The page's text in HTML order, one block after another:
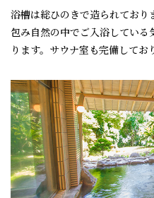
浴槽は総ひのきで造られており
包み自然の中でご入浴してい
ります。サウナ室も完備してお